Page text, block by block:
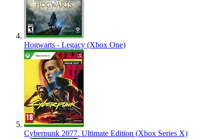
Hogwarts - Legacy (Xbox One)
Cyberpunk 2077. Ultimate Edition (Xbox Series X)